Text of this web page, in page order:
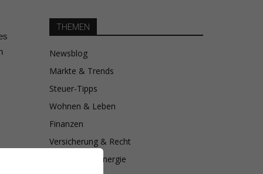
THEMEN
Newsblog
Märkte & Trends
Steuer-Tipps
Wohnen & Leben
Finanzen
Versicherung & Recht
Sanierung & Energie